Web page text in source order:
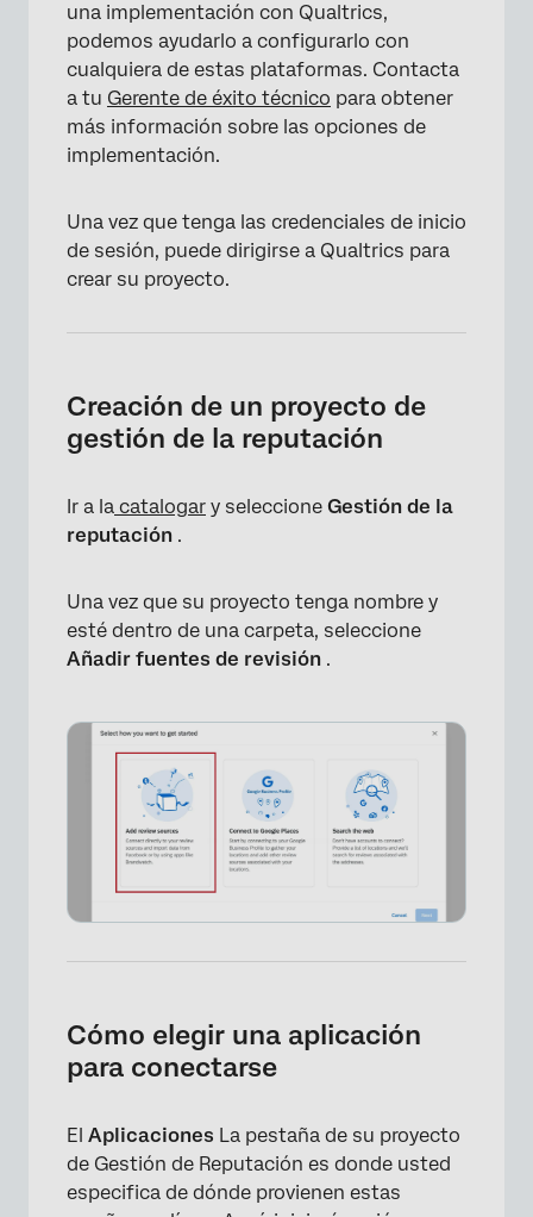
una implementación con Qualtrics,
podemos ayudarlo a configurarlo con
cualquiera de estas plataformas. Contacta
a tu Gerente de éxito técnico para obtener
más información sobre las opciones de
implementación.
Una vez que tenga las credenciales de inicio
de sesión, puede dirigirse a Qualtrics para
crear su proyecto.
Creación de un proyecto de
gestión de la reputación
Ir a la catalogar y seleccione Gestión de la
reputación .
Una vez que su proyecto tenga nombre y
esté dentro de una carpeta, seleccione
Añadir fuentes de revisión .
Cómo elegir una aplicación
para conectarse
El Aplicaciones La pestaña de su proyecto
de Gestión de Reputación es donde usted
especifica de dónde provienen estas